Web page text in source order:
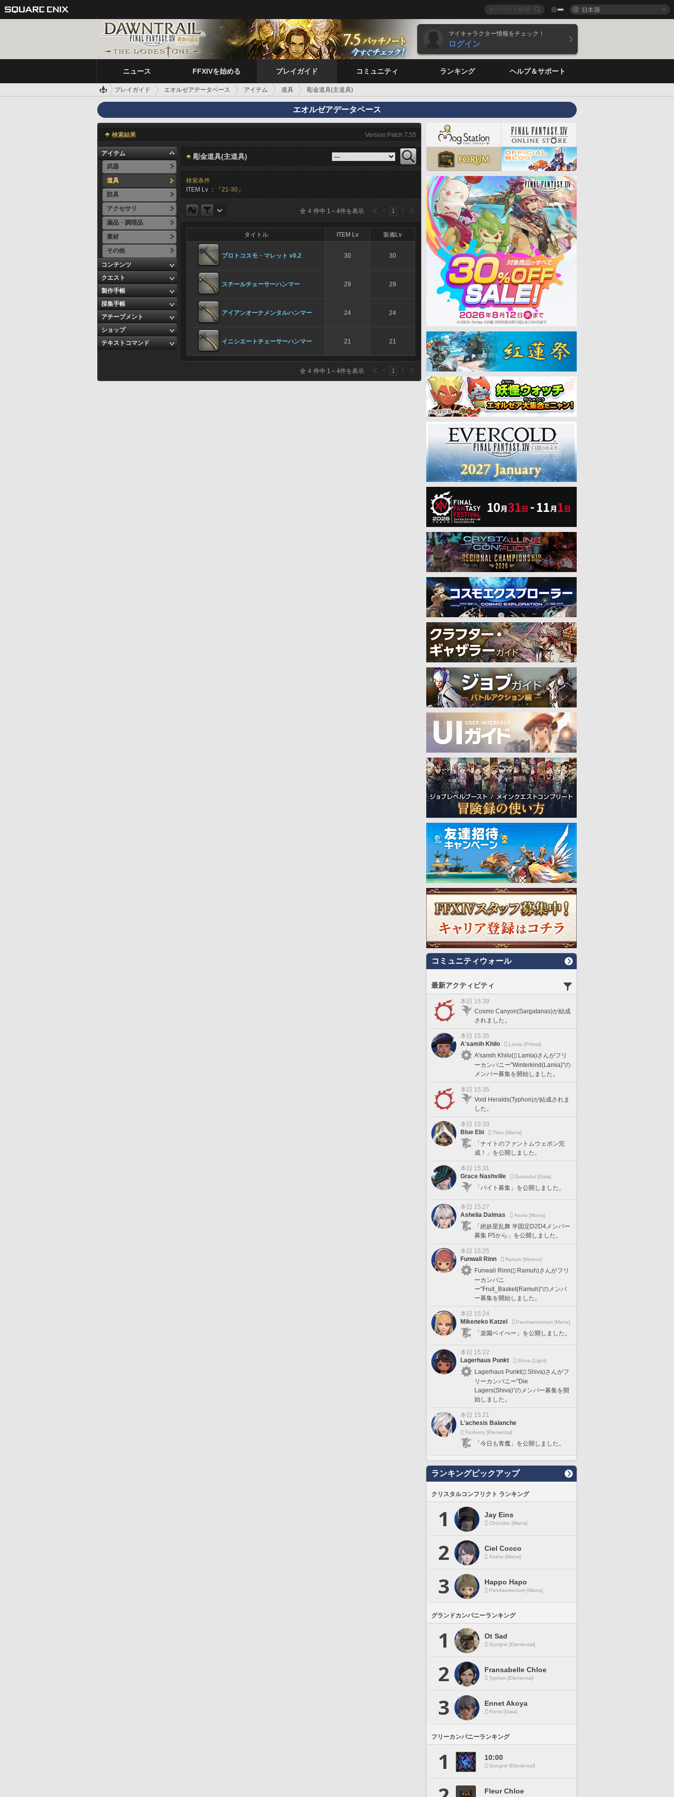
日本語
マイキャラクター情報をチェック！
ログイン
ニュース FFXIVを始める プレイガイド コミュニティ ランキング ヘルプ＆サポート
プレイガイド エオルゼアデータベース アイテム 道具 彫金道具(主道具)
エオルゼアデータベース
検索結果 Version:Patch 7.55
アイテム
武器
道具
防具
アクセサリ
薬品・調理品
素材
その他
コンテンツ
クエスト
製作手帳
採集手帳
アチーブメント
ショップ
テキストコマンド
彫金道具(主道具)
検索条件
ITEM Lv ：「 21-30 」
全 4 件中 1 ～4件を表示 1
タイトル ITEM Lv 装備Lv
プロトコスモ・マレット v0.2 30 30
スチールチェーサーハンマー 29 29
アイアンオーナメンタルハンマー 24 24
イニシエートチェーサーハンマー 21 21
全 4 件中 1 ～4件を表示 1
コミュニティウォール
最新アクティビティ
本日 15:39
Cosmo Canyon(Sargatanas)が結成
されました。
本日 15:35
A'samih Khilo
Lamia [Primal]
A'samih Khilo(
Lamia)さんがフリ
ーカンパニー"Winterkind(Lamia)"の
メンバー募集を開始しました。
本日 15:35
Void Heralds(Typhon)が結成されま
した。
本日 15:33
Blue Ebi
Titan [Mana]
「ナイトのファントムウェポン完
成！」を公開しました。
本日 15:31
Grace Nashville
Durandal [Gaia]
「バイト募集」を公開しました。
本日 15:27
Ashelia Dalmas
Asura [Mana]
「絶妖星乱舞 半固定D2D4メンバー
募集 P5から」を公開しました。
本日 15:25
Funwali Rinn
Ramuh [Meteor]
Funwali Rinn(
Ramuh)さんがフリ
ーカンパニ
ー"Fruit_Basket(Ramuh)"のメンバ
ー募集を開始しました。
本日 15:24
Mikeneko Katzel
Pandaemonium [Mana]
「楽園ベイべー」を公開しました。
本日 15:22
Lagerhaus Punkt
Shiva [Light]
Lagerhaus Punkt(
Shiva)さんがフ
リーカンパニー"Die
Lagers(Shiva)"のメンバー募集を開
始しました。
本日 15:21
L'achesis Balanche
Tonberry [Elemental]
「今日も青魔」を公開しました。
ランキングピックアップ
クリスタルコンフリクト ランキング
1 Jay Eins
Chocobo [Mana]
2 Ciel Cocco
Anima [Mana]
3 Happo Hapo
Pandaemonium [Mana]
グランドカンパニーランキング
1 Ot Sad
Gungnir [Elemental]
2 Fransabelle Chloe
Typhon [Elemental]
3 Ennet Akoya
Fenrir [Gaia]
フリーカンパニーランキング
1 10:00
Gungnir [Elemental]
Fleur Chloe